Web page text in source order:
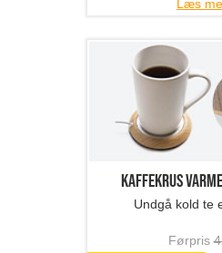
Læs
Kaffekrus
Undgå kold te
Førpris